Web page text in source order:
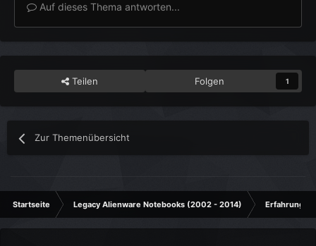
Auf dieses Thema antworten...
Teilen Folgen 1
Zur Themenübersicht
Startseite Legacy Alienware Notebooks (2002 - 2014)